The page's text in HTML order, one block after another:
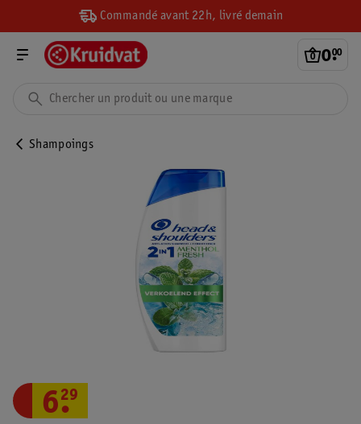
Commandé avant 22h, livré demain
0.
00
Shampoings
6.
29